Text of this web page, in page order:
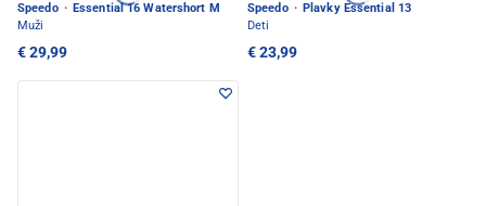
Speedo · Essential 16 Watershort M
Muži
€ 29,99
Speedo · Plavky Essential 13
Deti
€ 23,99